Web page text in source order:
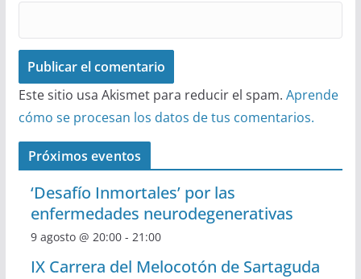
Este sitio usa Akismet para reducir el spam. Aprende
cómo se procesan los datos de tus comentarios.
Próximos eventos
‘Desafío Inmortales’ por las
enfermedades neurodegenerativas
9 agosto @ 20:00- 21:00
IX Carrera del Melocotón de Sartaguda